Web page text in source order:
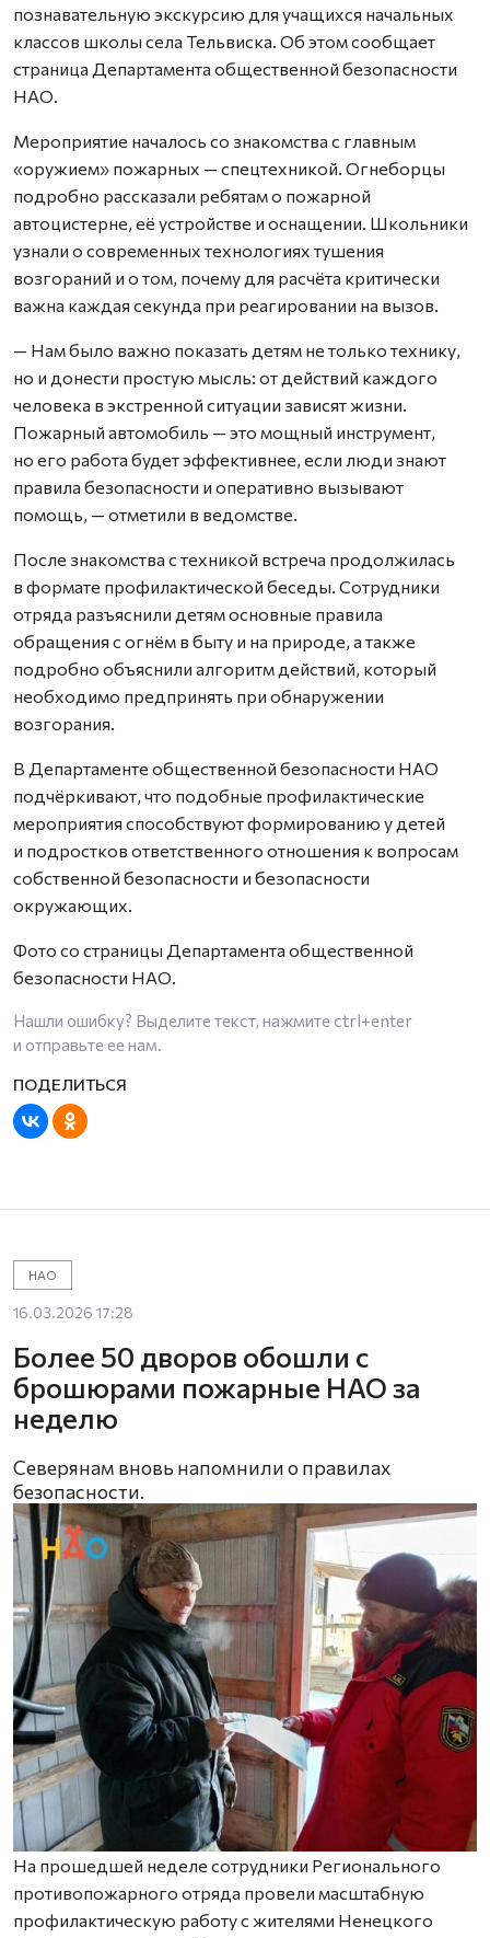
познавательную экскурсию для учащихся начальных
классов школы села Тельвиска. Об этом сообщает
страница Департамента общественной безопасности
НАО.
Мероприятие началось со знакомства с главным
«оружием» пожарных — спецтехникой. Огнеборцы
подробно рассказали ребятам о пожарной
автоцистерне, её устройстве и оснащении. Школьники
узнали о современных технологиях тушения
возгораний и о том, почему для расчёта критически
важна каждая секунда при реагировании на вызов.
— Нам было важно показать детям не только технику,
но и донести простую мысль: от действий каждого
человека в экстренной ситуации зависят жизни.
Пожарный автомобиль — это мощный инструмент,
но его работа будет эффективнее, если люди знают
правила безопасности и оперативно вызывают
помощь, — отметили в ведомстве.
После знакомства с техникой встреча продолжилась
в формате профилактической беседы. Сотрудники
отряда разъяснили детям основные правила
обращения с огнём в быту и на природе, а также
подробно объяснили алгоритм действий, который
необходимо предпринять при обнаружении
возгорания.
В Департаменте общественной безопасности НАО
подчёркивают, что подобные профилактические
мероприятия способствуют формированию у детей
и подростков ответственного отношения к вопросам
собственной безопасности и безопасности
окружающих.
Фото со страницы Департамента общественной
безопасности НАО.
Нашли ошибку? Выделите текст, нажмите ctrl+enter
и отправьте ее нам.
НАО
16.03.2026 17:28
Более 50 дворов обошли с
брошюрами пожарные НАО за
неделю
Северянам вновь напомнили о правилах
безопасности.
На прошедшей неделе сотрудники Регионального
противопожарного отряда провели масштабную
профилактическую работу с жителями Ненецкого